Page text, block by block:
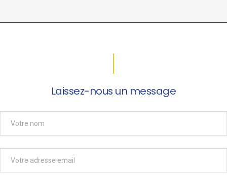
Laissez-nous un message